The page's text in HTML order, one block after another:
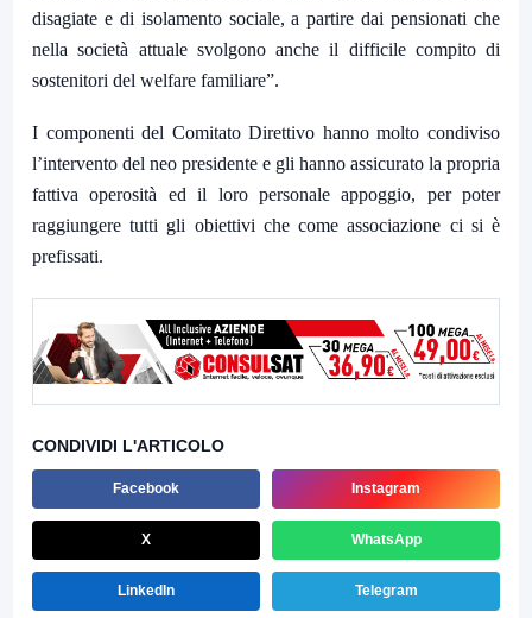
disagiate e di isolamento sociale, a partire dai pensionati che
nella società attuale svolgono anche il difficile compito di
sostenitori del welfare familiare”.
I componenti del Comitato Direttivo hanno molto condiviso
l’intervento del neo presidente e gli hanno assicurato la propria
fattiva operosità ed il loro personale appoggio, per poter
raggiungere tutti gli obiettivi che come associazione ci si è
prefissati.
CONDIVIDI L'ARTICOLO
Facebook Instagram
X WhatsApp
LinkedIn Telegram